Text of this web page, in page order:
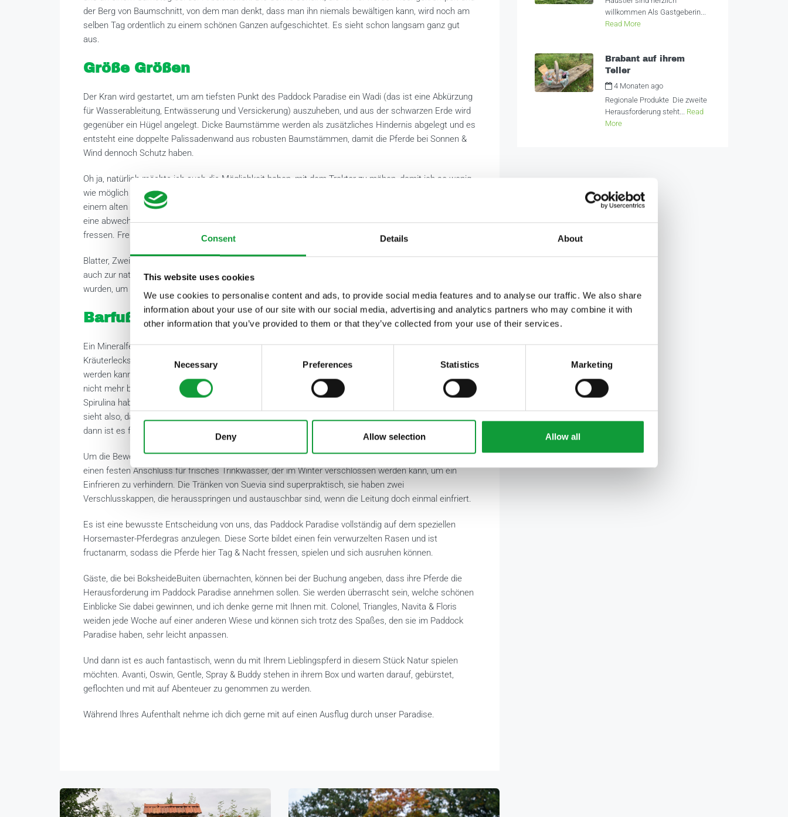
Consent Details About
This website uses cookies
We use cookies to personalise content and ads, to provide social media features and to analyse our traffic. We also share
information about your use of our site with our social media, advertising and analytics partners who may combine it with
other information that you’ve provided to them or that they’ve collected from your use of their services.
Consent
Selection
Necessary Preferences Statistics Marketing
Deny Allow selection Allow all
der Berg von Baumschnitt, von dem man denkt, dass man ihn niemals bewältigen kann, wird noch am
selben Tag ordentlich zu einem schönen Ganzen aufgeschichtet. Es sieht schon langsam ganz gut
aus.
Größe Größen
Der Kran wird gestartet, um am tiefsten Punkt des Paddock Paradise ein Wadi (das ist eine Abkürzung
für Wasserableitung, Entwässerung und Versickerung) auszuheben, und aus der schwarzen Erde wird
gegenüber ein Hügel angelegt. Dicke Baumstämme werden als zusätzliches Hindernis abgelegt und es
entsteht eine doppelte Palissadenwand aus robusten Baumstämmen, damit die Pferde bei Sonnen &
Wind dennoch Schutz haben.
Oh ja, natürlich möchte ich auch die Möglichkeit haben, mit dem Traktor zu mähen, damit ich so wenig
wie möglich manövrieren muss. Das wird geregelt. Und dann beginnt die Suche auf Marktplaats nach
einem alten Brunnenring, in den Kräuter gepflanzt werden können. Denn wir möchten erreichen, dass
eine abwechslungsreiche Mahlzeit serviert wird, damit die Pferde selbst die Wahl haben, davon zu
fressen. Frei herumlaufen und schauen, was auf der Speisekarte steht.
Blatter, Zweige und Weidenzweige werden regelmäßig hinzugefügt, um das Knabbern anzuregen, was
auch zur natürlichen Zahnpflege beiträgt. Ebenso wie die Pflastersteine, die vor dem Paddock verlegt
wurden, um die Durchblutung, eine starke Hornhaut und einen gleichmäßigen Abrieb zu fördern.
Barfuß
Ein Mineralfelsen kann aus Moraine-Kieselsteinen hergestellt werden, auf denen abwechselnd ein
Kräuterleckstein, ein Zinkblock, ein Insektenschutz- oder ein mediterraner Leckstein angebracht
werden kann, an denen die Pferde nach Bedarf lecken können. Wenn ich sehe, dass die Pferde diese
nicht mehr benutzen, wähle ich andere Lecksteine wie Biotin (gut für die Hufe) oder Magnesium.
Spirulina habe ich bereits in allen vier Jahreszeiten angeboten, aber es besteht kein Bedarf dafür. Man
sieht also, dass das separate Anbieten Vorteile gegenüber dem Anbieten über das Kraftfutter hat, denn
dann ist es für die Pferde eine Art Verpflichtung, es zu fressen.
Um die Bewegung anzuregen, gibt es sowohl am Anfang als auch am Ende des Paddock Paradise
einen festen Anschluss für frisches Trinkwasser, der im Winter verschlossen werden kann, um ein
Einfrieren zu verhindern. Die Tränken von Suevia sind superpraktisch, sie haben zwei
Verschlusskappen, die herausspringen und austauschbar sind, wenn die Leitung doch einmal einfriert.
Es ist eine bewusste Entscheidung von uns, das Paddock Paradise vollständig auf dem speziellen
Horsemaster-Pferdegras anzulegen. Diese Sorte bildet einen fein verwurzelten Rasen und ist
fructanarm, sodass die Pferde hier Tag & Nacht fressen, spielen und sich ausruhen können.
Gäste, die bei BoksheideBuiten übernachten, können bei der Buchung angeben, dass ihre Pferde die
Herausforderung im Paddock Paradise annehmen sollen. Sie werden überrascht sein, welche schönen
Einblicke Sie dabei gewinnen, und ich denke gerne mit Ihnen mit. Colonel, Triangles, Navita & Floris
weiden jede Woche auf einer anderen Wiese und können sich trotz des Spaßes, den sie im Paddock
Paradise haben, sehr leicht anpassen.
Und dann ist es auch fantastisch, wenn du mit Ihrem Lieblingspferd in diesem Stück Natur spielen
möchten. Avanti, Oswin, Gentle, Spray & Buddy stehen in ihrem Box und warten darauf, gebürstet,
geflochten und mit auf Abenteuer zu genommen zu werden.
Während Ihres Aufenthalt nehme ich dich gerne mit auf einen Ausflug durch unser Paradise.
willkommen Als Gastgeberin...
Read More
Brabant auf ihrem
Teller
4 Monaten ago
Regionale Produkte Die zweite
Herausforderung steht... Read
More